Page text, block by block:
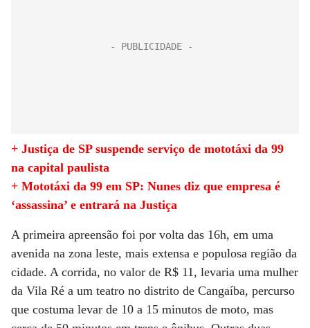
+ Justiça de SP suspende serviço de mototáxi da 99
na capital paulista
+ Mototáxi da 99 em SP: Nunes diz que empresa é
‘assassina’ e entrará na Justiça
A primeira apreensão foi por volta das 16h, em uma
avenida na zona leste, mais extensa e populosa região da
cidade. A corrida, no valor de R$ 11, levaria uma mulher
da Vila Ré a um teatro no distrito de Cangaíba, percurso
que costuma levar de 10 a 15 minutos de moto, mas